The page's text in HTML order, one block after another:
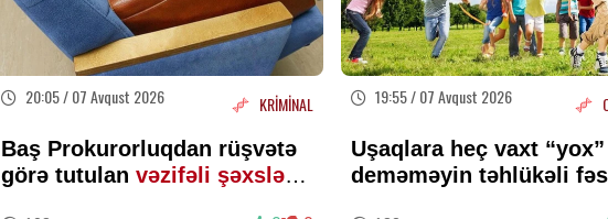
20:05 / 07 Avqust 2026 KRİMİNAL
Baş Prokurorluqdan rüşvətə
görə tutulan vəzifəli şəxslərlə
19:55 / 07 Avqust 2026
Uşaqlara heç vaxt “yox”
deməməyin təhlükəli